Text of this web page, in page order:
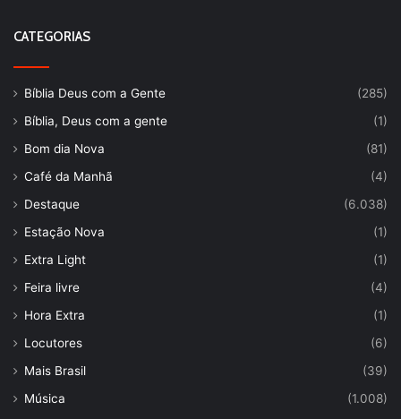
CATEGORIAS
Bíblia Deus com a Gente
(285)
Bíblia, Deus com a gente
(1)
Bom dia Nova
(81)
Café da Manhã
(4)
Destaque
(6.038)
Estação Nova
(1)
Extra Light
(1)
Feira livre
(4)
Hora Extra
(1)
Locutores
(6)
Mais Brasil
(39)
Música
(1.008)